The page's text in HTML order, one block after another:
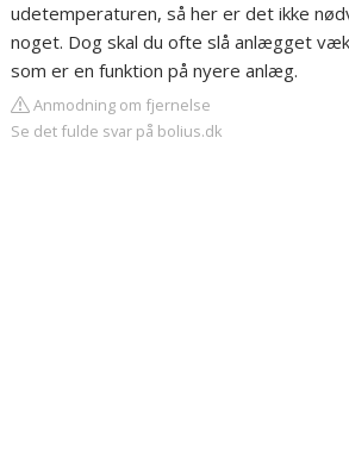
udetemperaturen, så her er det ikke
noget. Dog skal du ofte slå anlægget væk
som er en funktion på nyere anlæg.
Anmodning om fjernelse
Se det fulde svar på bolius.dk